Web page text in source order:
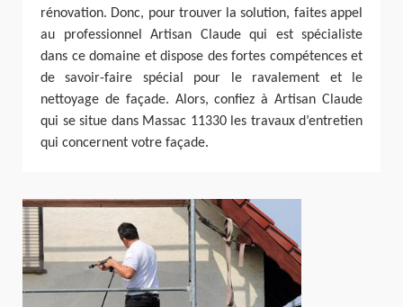
rénovation. Donc, pour trouver la solution, faites appel
au professionnel Artisan Claude qui est spécialiste
dans ce domaine et dispose des fortes compétences et
de savoir-faire spécial pour le ravalement et le
nettoyage de façade. Alors, confiez à Artisan Claude
qui se situe dans Massac 11330 les travaux d’entretien
qui concernent votre façade.